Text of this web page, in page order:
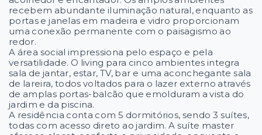
recebem abundante iluminação natural, enquanto as
portas e janelas em madeira e vidro proporcionam
uma conexão permanente com o paisagismo ao
redor.
A área social impressiona pelo espaço e pela
versatilidade. O living para cinco ambientes integra
sala de jantar, estar, TV, bar e uma aconchegante sala
de lareira, todos voltados para o lazer externo através
de amplas portas-balcão que emolduram a vista do
jardim e da piscina.
A residência conta com 5 dormitórios, sendo 3 suítes,
todas com acesso direto ao jardim. A suíte master